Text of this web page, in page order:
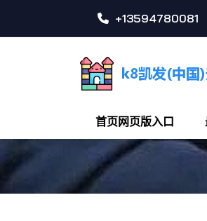
+13594780081
首页网页版入口